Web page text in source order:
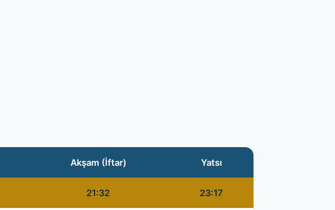
Akşam (İftar) Yatsı
21:32 23:17